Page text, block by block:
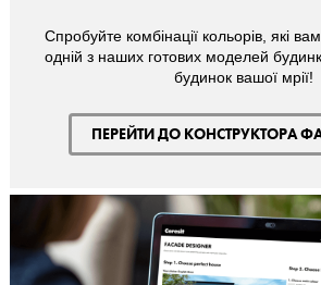
Спробуйте комбінації кольорів, які
одній з наших готових моделей
будинок вашої мрії!
ПЕРЕЙТИ ДО КОНСТРУКТОРА